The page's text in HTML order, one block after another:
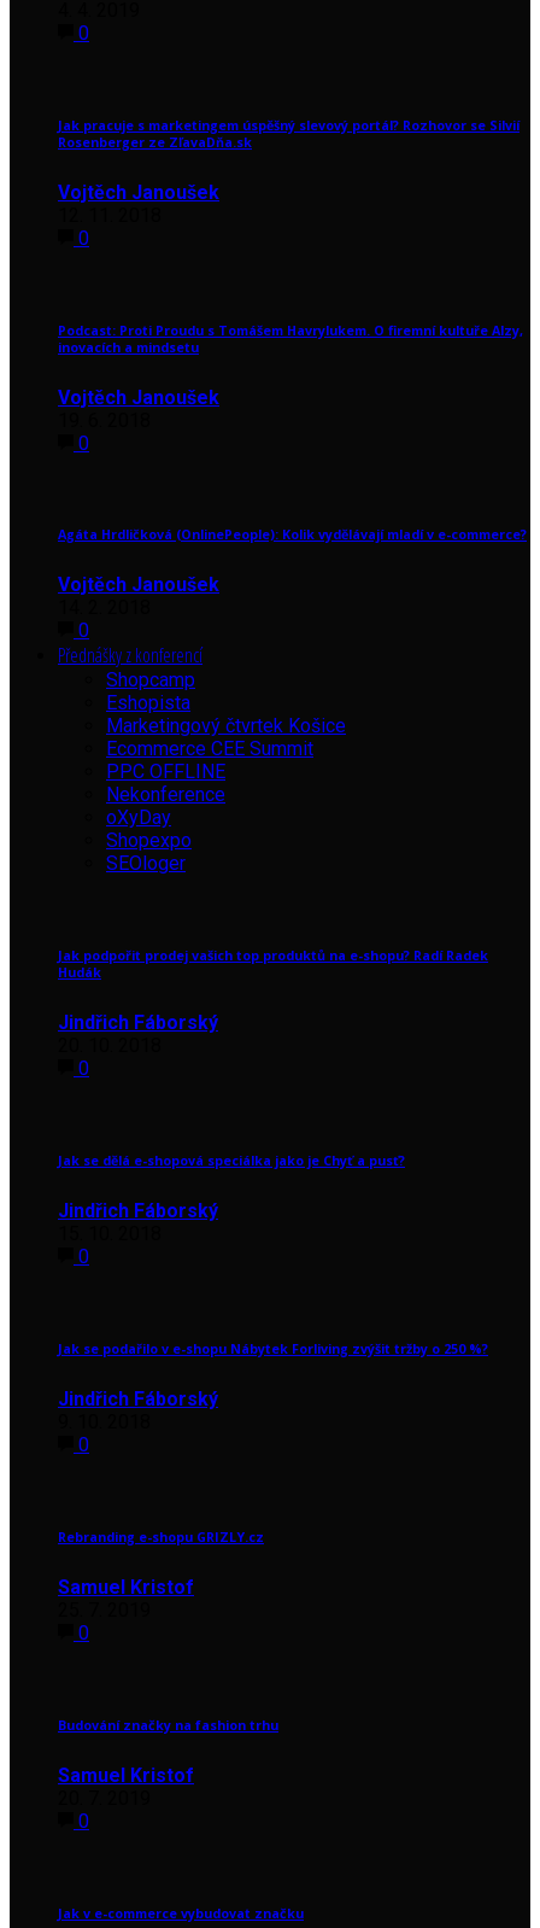
0
Jak pracuje s marketingem úspěšný slevový portál? Rozhovor se Silvií
Rosenberger ze ZľavaDňa.sk
Vojtěch Janoušek
0
Podcast: Proti Proudu s Tomášem Havrylukem. O firemní kultuře Alzy,
inovacích a mindsetu
Vojtěch Janoušek
0
Agáta Hrdličková (OnlinePeople): Kolik vydělávají mladí v e-commerce?
Vojtěch Janoušek
0
Přednášky z konferencí
Shopcamp
Eshopista
Marketingový čtvrtek Košice
Ecommerce CEE Summit
PPC OFFLINE
Nekonference
oXyDay
Shopexpo
SEOloger
Jak podpořit prodej vašich top produktů na e-shopu? Radí Radek
Hudák
Jindřich Fáborský
0
Jak se dělá e-shopová speciálka jako je Chyť a pusť?
Jindřich Fáborský
0
Jak se podařilo v e-shopu Nábytek Forliving zvýšit tržby o 250 %?
Jindřich Fáborský
0
Rebranding e-shopu GRIZLY.cz
Samuel Kristof
0
Budování značky na fashion trhu
Samuel Kristof
0
Jak v e-commerce vybudovat značku